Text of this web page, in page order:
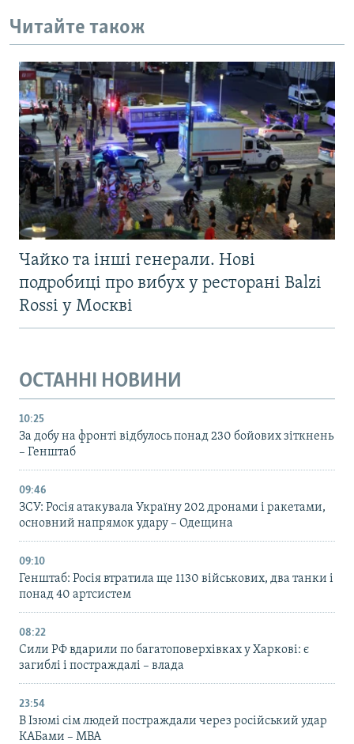
Читайте також
Чайко та інші генерали. Нові
подробиці про вибух у ресторані Balzi
Rossi у Москві
ОСТАННІ НОВИНИ
10:25
За добу на фронті відбулось понад 230 бойових зіткнень
– Генштаб
09:46
ЗСУ: Росія атакувала Україну 202 дронами і ракетами,
основний напрямок удару – Одещина
09:10
Генштаб: Росія втратила ще 1130 військових, два танки і
понад 40 артсистем
08:22
Сили РФ вдарили по багатоповерхівках у Харкові: є
загиблі і постраждалі – влада
23:54
В Ізюмі сім людей постраждали через російський удар
КАБами – МВА